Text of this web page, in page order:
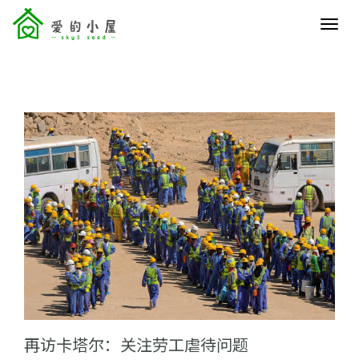
menu
再访卡塔尔：关注劳工虐待问题